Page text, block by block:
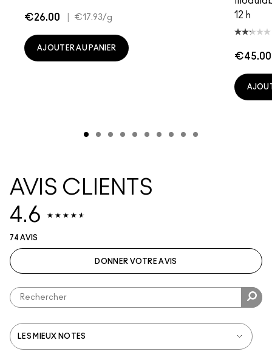
€26.00 €17.93/g
AJOUTER AU PANIER
12 h
€45.00
AVIS CLIENTS
4.6
74 AVIS
DONNER VOTRE AVIS